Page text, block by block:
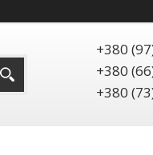
+380
+380
+380